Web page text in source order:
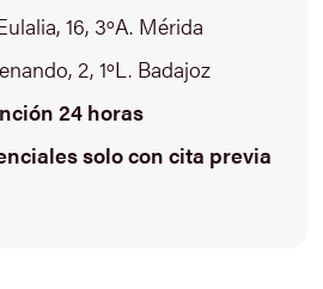
16, 3ºA. Mérida
2, 1ºL. Badajoz
24 horas
solo con cita previa